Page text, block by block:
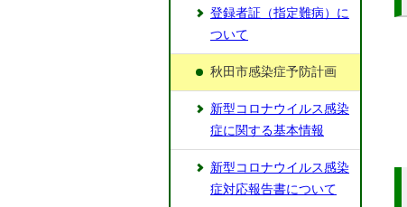
登録者証（指定難病）に
ついて
秋田市感染症予防計画
新型コロナウイルス感染
症に関する基本情報
新型コロナウイルス感染
症対応報告書について